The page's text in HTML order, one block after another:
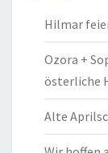
Hilmar
Ozora +
österliche
Alte